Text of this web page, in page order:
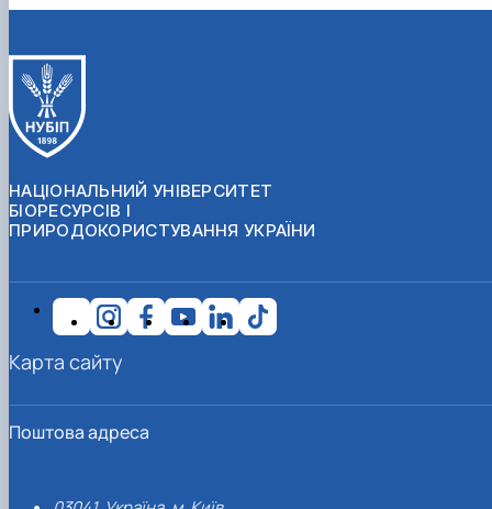
НАЦІОНАЛЬНИЙ УНІВЕРСИТЕТ
БІОРЕСУРСІВ І
ПРИРОДОКОРИСТУВАННЯ УКРАЇНИ
Поштова адреса
Карта сайту